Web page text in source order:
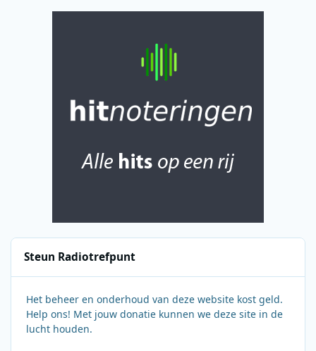
Steun Radiotrefpunt
Het beheer en onderhoud van deze website kost geld.
Help ons! Met jouw donatie kunnen we deze site in de
lucht houden.